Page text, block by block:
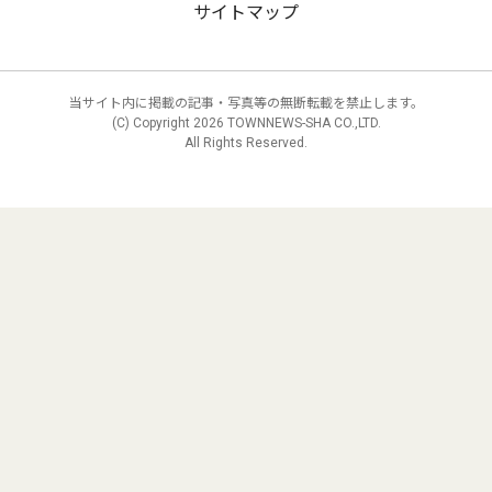
サイトマップ
当サイト内に掲載の記事・写真等の無断転載を禁止します。
(C) Copyright 2026 TOWNNEWS-SHA CO.,LTD.
All Rights Reserved.